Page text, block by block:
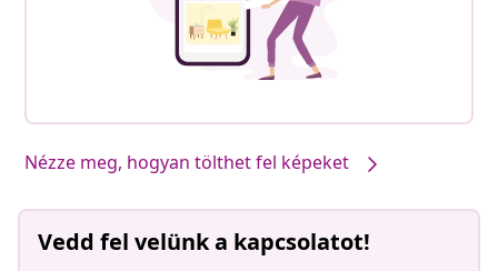
Nézze meg, hogyan tölthet fel képeket
Vedd fel velünk a kapcsolatot!